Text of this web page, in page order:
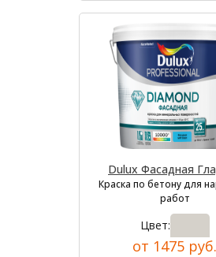
Dulux Фасадная
Краска по бетону для
работ
Цвет:
от 1475 руб.